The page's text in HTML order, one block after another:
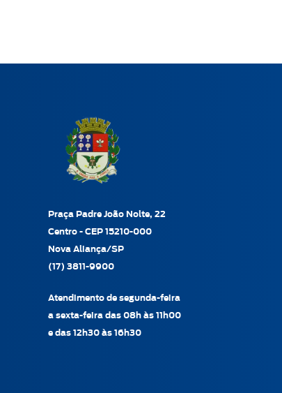
Praça Padre João Nolte, 22
Centro - CEP 15210-000
Nova Aliança/SP
(17) 3811-9900
Atendimento de segunda-feira
a sexta-feira das 08h às 11h00
e das 12h30 às 16h30